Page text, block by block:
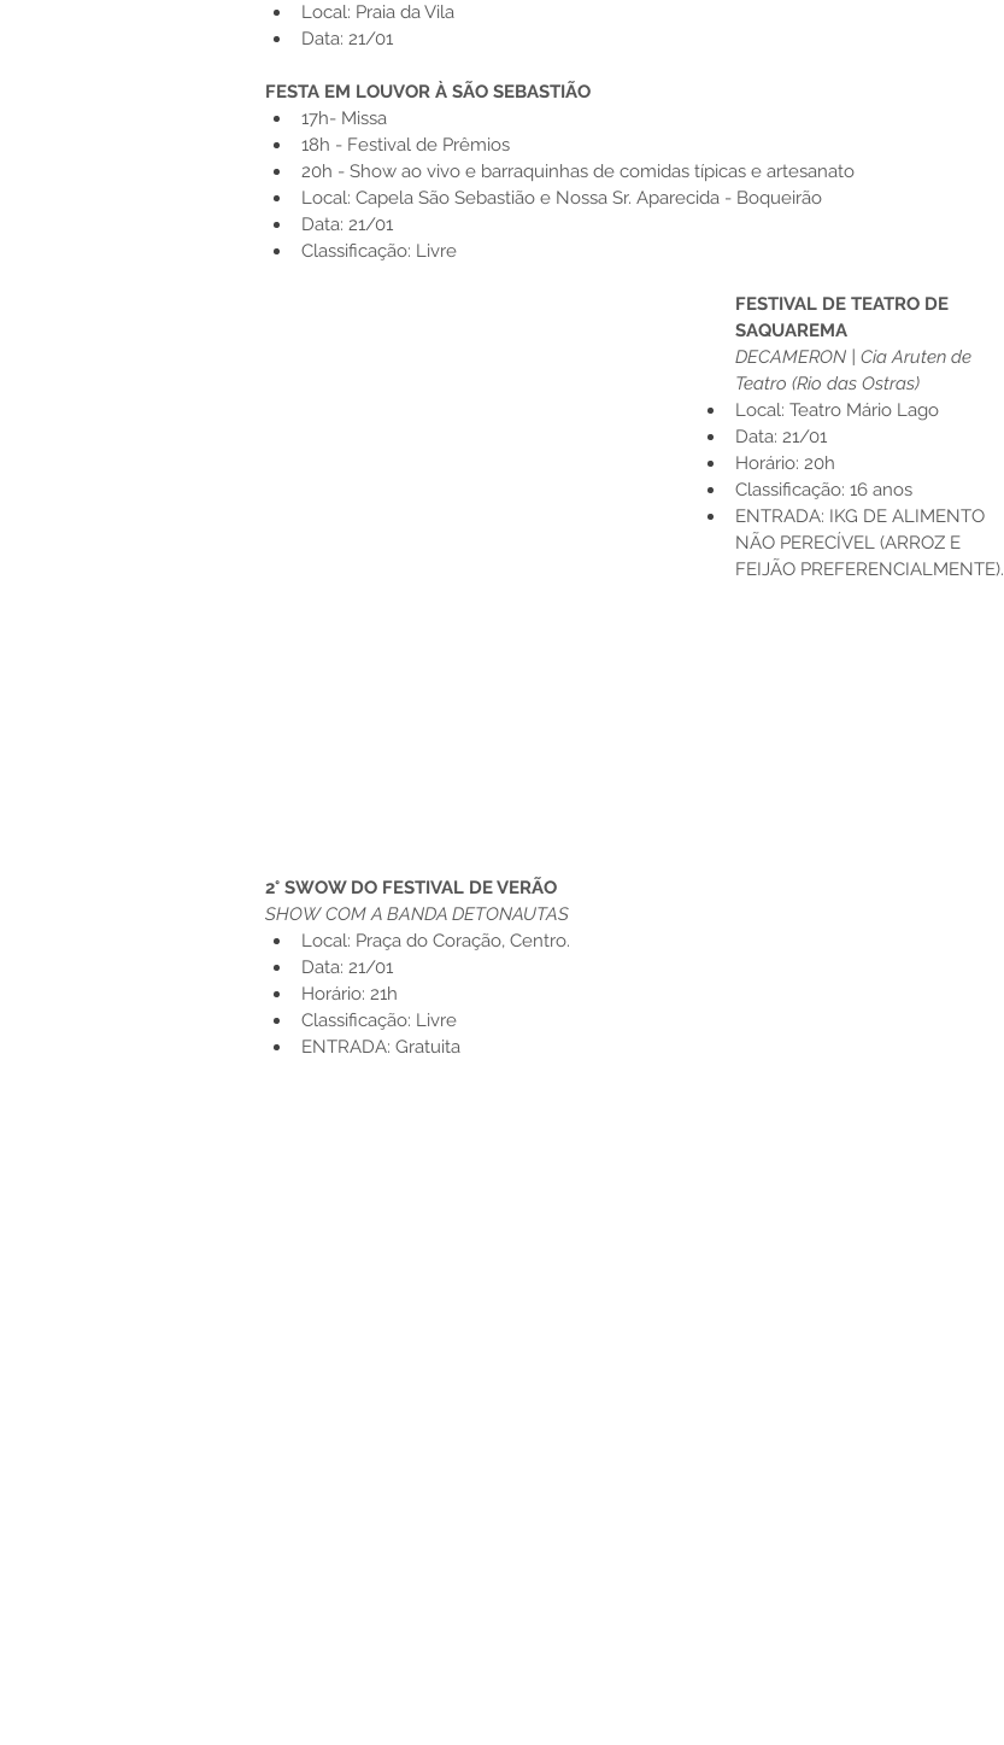
Local: Praia da Vila
Data: 21/01
FESTA EM LOUVOR À SÃO SEBASTIÃO
17h- Missa
18h - Festival de Prêmios
20h - Show ao vivo e barraquinhas de comidas típicas e artesanato
Local: Capela São Sebastião e Nossa Sr. Aparecida - Boqueirão
Data: 21/01
Classificação: Livre
FESTIVAL DE TEATRO DE
SAQUAREMA
DECAMERON | Cia Aruten de
Teatro (Rio das Ostras)
Local: Teatro Mário Lago
Data: 21/01
Horário: 20h
Classificação: 16 anos
ENTRADA: IKG DE ALIMENTO
NÃO PERECÍVEL (ARROZ E
FEIJÃO PREFERENCIALMENTE).
2° SWOW DO FESTIVAL DE VERÃO
SHOW COM A BANDA DETONAUTAS
Local: Praça do Coração, Centro.
Data: 21/01
Horário: 21h
Classificação: Livre
ENTRADA: Gratuita